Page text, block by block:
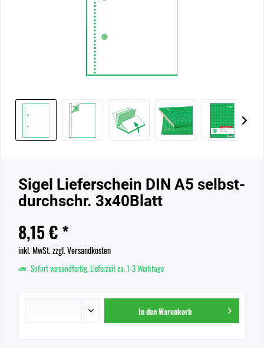
Sigel Lieferschein DIN A5 selbst-
durchschr. 3x40Blatt
8,15 € *
inkl. MwSt.zzgl. Versandkosten
Sofort versandfertig, Lieferzeit ca. 1-3 Werktage
In denWarenkorb